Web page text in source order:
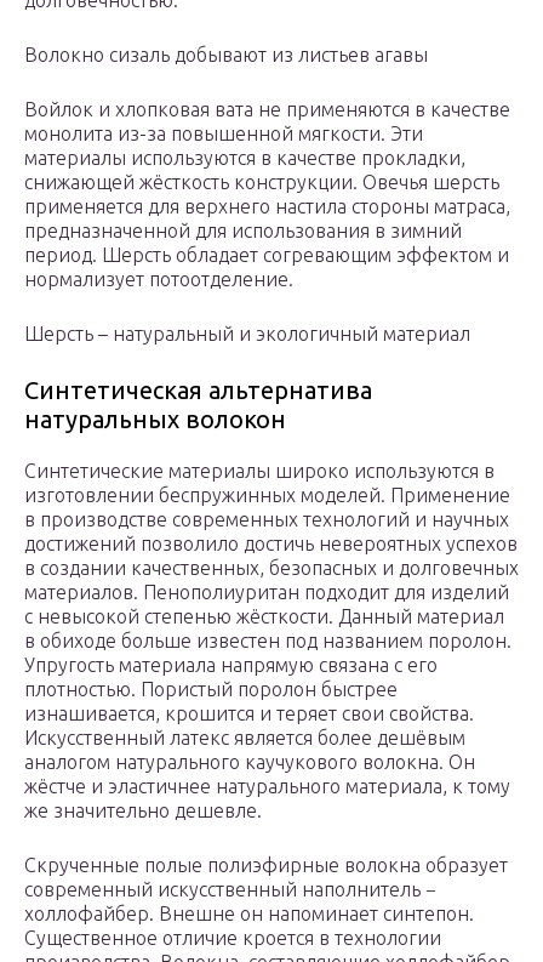
Волокно сизаль добывают из листьев агавы
Войлок и хлопковая вата не применяются в качестве
монолита из-за повышенной мягкости. Эти
материалы используются в качестве прокладки,
снижающей жёсткость конструкции. Овечья шерсть
применяется для верхнего настила стороны матраса,
предназначенной для использования в зимний
период. Шерсть обладает согревающим эффектом и
нормализует потоотделение.
Шерсть – натуральный и экологичный материал
Синтетическая альтернатива
натуральных волокон
Синтетические материалы широко используются в
изготовлении беспружинных моделей. Применение
в производстве современных технологий и научных
достижений позволило достичь невероятных успехов
в создании качественных, безопасных и долговечных
материалов. Пенополиуритан подходит для изделий
с невысокой степенью жёсткости. Данный материал
в обиходе больше известен под названием поролон.
Упругость материала напрямую связана с его
плотностью. Пористый поролон быстрее
изнашивается, крошится и теряет свои свойства.
Искусственный латекс является более дешёвым
аналогом натурального каучукового волокна. Он
жёстче и эластичнее натурального материала, к тому
же значительно дешевле.
Скрученные полые полиэфирные волокна образует
современный искусственный наполнитель −
холлофайбер. Внешне он напоминает синтепон.
Существенное отличие кроется в технологии